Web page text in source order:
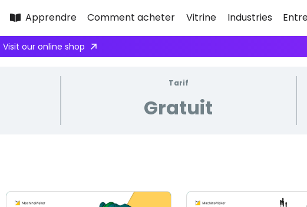
Apprendre Comment acheter Vitrine Industries
Visit our online shop
Tarif
Gratuit